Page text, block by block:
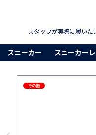
スタッフが実際に履い
スニーカー スニーカー
スニーカー